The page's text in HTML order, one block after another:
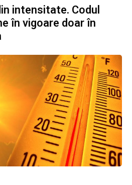
intensitate. Codul
în vigoare doar în